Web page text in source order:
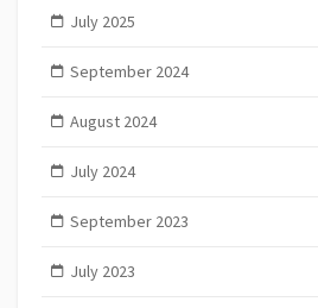
July 2025
September 2024
August 2024
July 2024
September 2023
July 2023